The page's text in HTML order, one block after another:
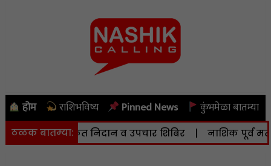
होम राशिभविष्य Pinned News कुंभमेळा बातम्या
ठळक बातम्या:
मोफत निदान व उपचार शिबिर | नाशिक पूर्व